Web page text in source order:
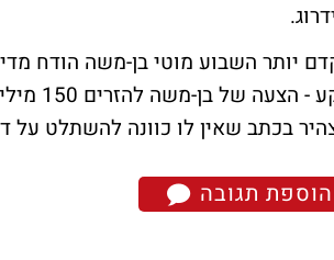
יותר השבוע מוטי בן-משה הודח
ברקע
בכתב שאין לו כוונה להשתלט על
הוספת תגובה